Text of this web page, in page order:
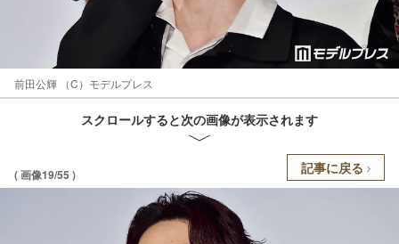
前田公輝 （C）モデルプレス
スクロールすると次の画像が表示されます
( 画像19/55 ) 記事に戻る